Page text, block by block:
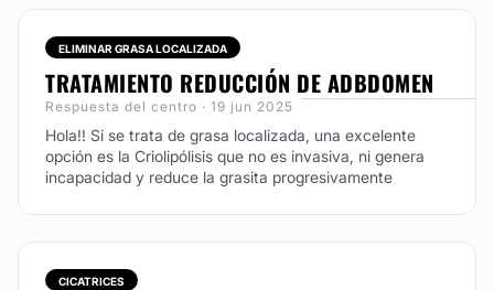
Consignación bancaria
ELIMINAR GRASA LOCALIZADA
TRATAMIENTO REDUCCIÓN DE ADBDOMEN
Respuesta del centro · 19 jun 2025
Hola!! Si se trata de grasa localizada, una excelente
opción es la Criolipólisis que no es invasiva, ni genera
incapacidad y reduce la grasita progresivamente
CICATRICES